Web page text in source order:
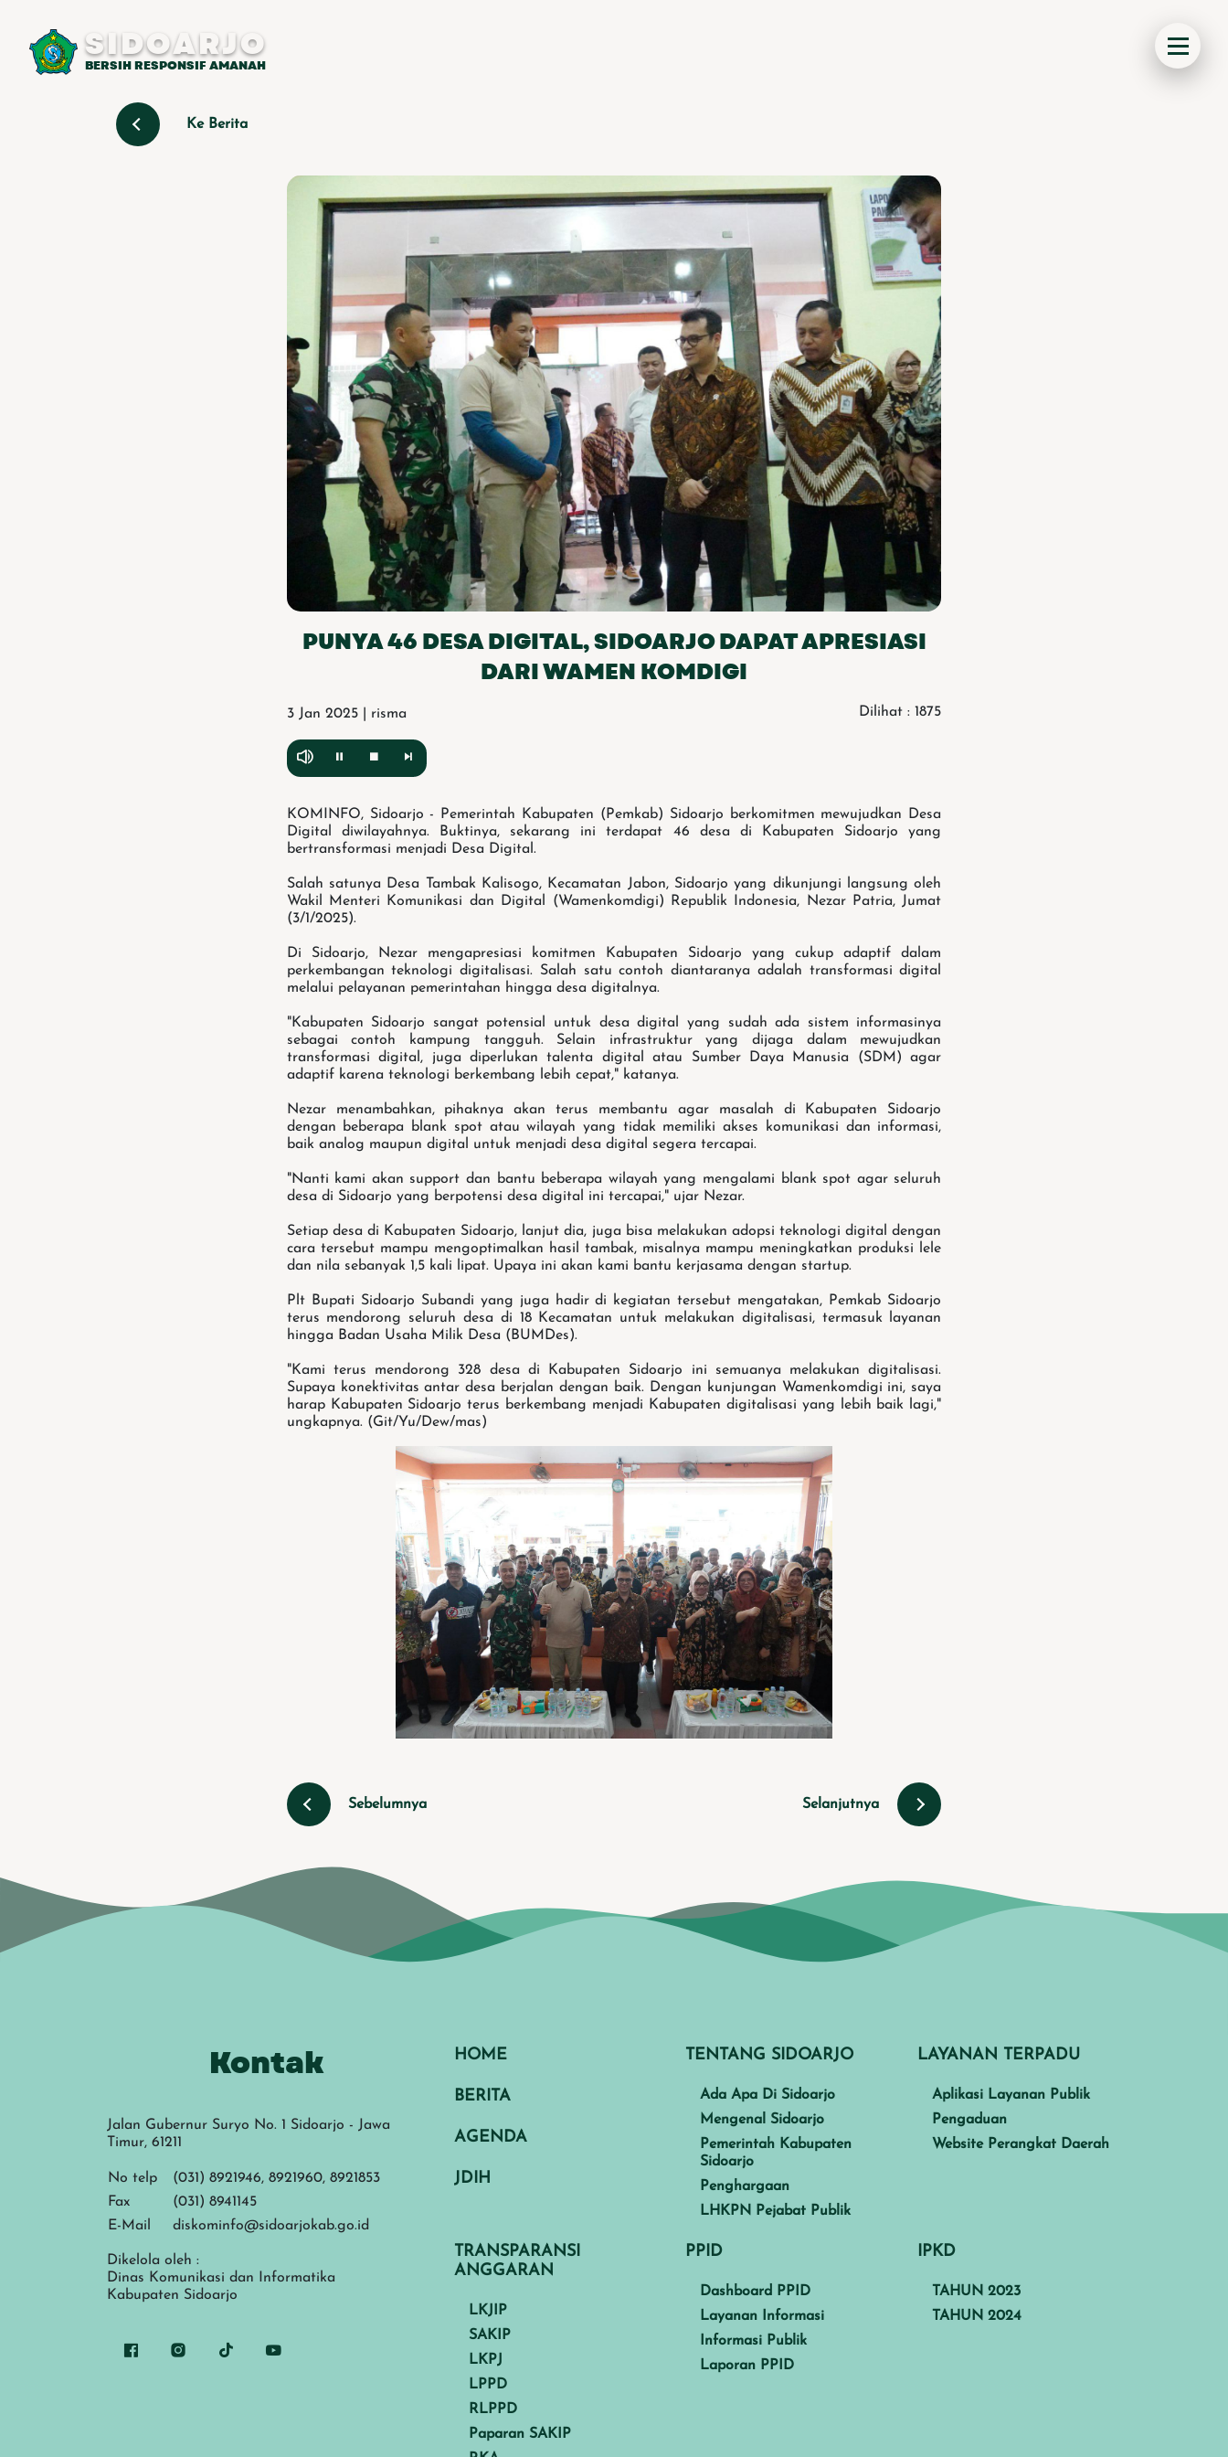
SIDOARJO
BERSIH RESPONSIF AMANAH
Ke Berita
PUNYA 46 DESA DIGITAL, SIDOARJO DAPAT APRESIASI
DARI WAMEN KOMDIGI
3 Jan 2025 | risma Dilihat : 1875
KOMINFO, Sidoarjo - Pemerintah Kabupaten (Pemkab) Sidoarjo berkomitmen mewujudkan Desa
Digital diwilayahnya. Buktinya, sekarang ini terdapat 46 desa di Kabupaten Sidoarjo yang
bertransformasi menjadi Desa Digital.
Salah satunya Desa Tambak Kalisogo, Kecamatan Jabon, Sidoarjo yang dikunjungi langsung oleh
Wakil Menteri Komunikasi dan Digital (Wamenkomdigi) Republik Indonesia, Nezar Patria, Jumat
(3/1/2025).
Di Sidoarjo, Nezar mengapresiasi komitmen Kabupaten Sidoarjo yang cukup adaptif dalam
perkembangan teknologi digitalisasi. Salah satu contoh diantaranya adalah transformasi digital
melalui pelayanan pemerintahan hingga desa digitalnya.
"Kabupaten Sidoarjo sangat potensial untuk desa digital yang sudah ada sistem informasinya
sebagai contoh kampung tangguh. Selain infrastruktur yang dijaga dalam mewujudkan
transformasi digital, juga diperlukan talenta digital atau Sumber Daya Manusia (SDM) agar
adaptif karena teknologi berkembang lebih cepat," katanya.
Nezar menambahkan, pihaknya akan terus membantu agar masalah di Kabupaten Sidoarjo
dengan beberapa blank spot atau wilayah yang tidak memiliki akses komunikasi dan informasi,
baik analog maupun digital untuk menjadi desa digital segera tercapai.
"Nanti kami akan support dan bantu beberapa wilayah yang mengalami blank spot agar seluruh
desa di Sidoarjo yang berpotensi desa digital ini tercapai," ujar Nezar.
Setiap desa di Kabupaten Sidoarjo, lanjut dia, juga bisa melakukan adopsi teknologi digital dengan
cara tersebut mampu mengoptimalkan hasil tambak, misalnya mampu meningkatkan produksi lele
dan nila sebanyak 1,5 kali lipat. Upaya ini akan kami bantu kerjasama dengan startup.
Plt Bupati Sidoarjo Subandi yang juga hadir di kegiatan tersebut mengatakan, Pemkab Sidoarjo
terus mendorong seluruh desa di 18 Kecamatan untuk melakukan digitalisasi, termasuk layanan
hingga Badan Usaha Milik Desa (BUMDes).
"Kami terus mendorong 328 desa di Kabupaten Sidoarjo ini semuanya melakukan digitalisasi.
Supaya konektivitas antar desa berjalan dengan baik. Dengan kunjungan Wamenkomdigi ini, saya
harap Kabupaten Sidoarjo terus berkembang menjadi Kabupaten digitalisasi yang lebih baik lagi,"
ungkapnya. (Git/Yu/Dew/mas)
Sebelumnya Selanjutnya
Kontak
Jalan Gubernur Suryo No. 1 Sidoarjo - Jawa
Timur, 61211
No telp
(031) 8921946, 8921960, 8921853
Fax
(031) 8941145
E-Mail
diskominfo@sidoarjokab.go.id
Dikelola oleh :
Dinas Komunikasi dan Informatika
Kabupaten Sidoarjo
HOME
BERITA
AGENDA
JDIH
TENTANG SIDOARJO
Ada Apa Di Sidoarjo
Mengenal Sidoarjo
Pemerintah Kabupaten
Sidoarjo
Penghargaan
LHKPN Pejabat Publik
LAYANAN TERPADU
Aplikasi Layanan Publik
Pengaduan
Website Perangkat Daerah
TRANSPARANSI
ANGGARAN
LKJIP
SAKIP
LKPJ
LPPD
RLPPD
Paparan SAKIP
PPID
Dashboard PPID
Layanan Informasi
Informasi Publik
Laporan PPID
IPKD
TAHUN 2023
TAHUN 2024